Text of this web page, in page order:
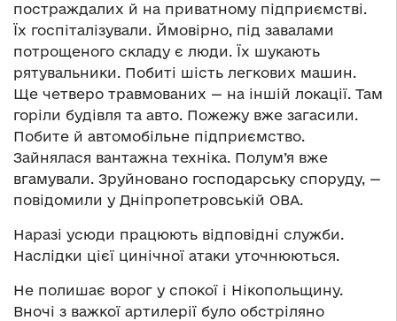
постраждалих й на приватному підприємстві.
Їх госпіталізували. Ймовірно, під завалами
потрощеного складу є люди. Їх шукають
рятувальники. Побиті шість легкових машин.
Ще четверо травмованих — на іншій локації. Там
горіли будівля та авто. Пожежу вже загасили.
Побите й автомобільне підприємство.
Зайнялася вантажна техніка. Полум’я вже
вгамували. Зруйновано господарську споруду, —
повідомили у Дніпропетровській ОВА.
Наразі усюди працюють відповідні служби.
Наслідки цієї цинічної атаки уточнюються.
Не полишає ворог у спокої і Нікопольщину.
Вночі з важкої артилерії було обстріляно